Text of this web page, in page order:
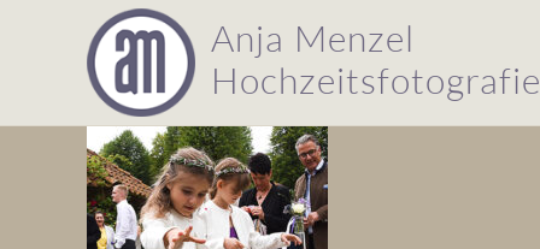
Hochzeitsfotografie
Anja
Menzel
Anja Menzel
Hochzeitsfotografie